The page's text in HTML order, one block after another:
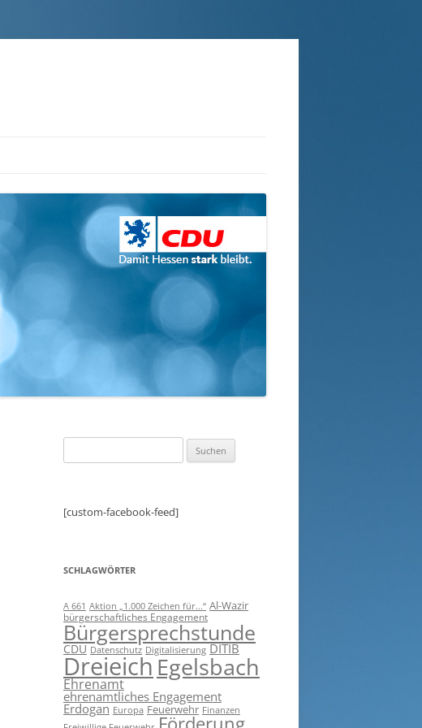
nach:
[custom-facebook-feed]
SCHLAGWÖRTER
A 661 Aktion „1.000 Zeichen für...“ Al-Wazir
bürgerschaftliches Engagement
Bürgersprechstunde
CDU Datenschutz Digitalisierung DITIB
Dreieich Egelsbach
Ehrenamt
ehrenamtliches Engagement
Erdogan Europa Feuerwehr Finanzen